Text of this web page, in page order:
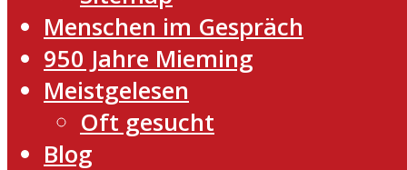
Menschen im Gespräch
950 Jahre Mieming
Meistgelesen
Oft gesucht
Blog